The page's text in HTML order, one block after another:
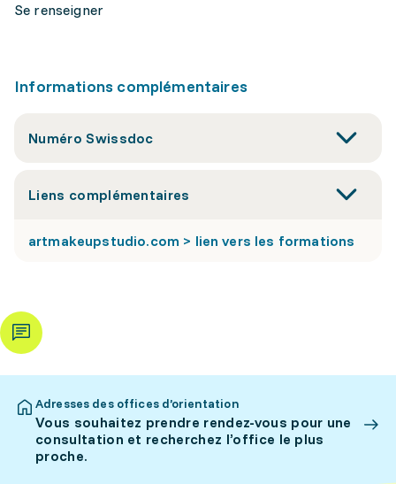
Se renseigner
Informations complémentaires
Numéro Swissdoc
Liens complémentaires
artmakeupstudio.com > lien vers les formations
Adresses des offices d’orientation
Vous souhaitez prendre rendez-vous pour une
consultation et recherchez l’office le plus
proche.